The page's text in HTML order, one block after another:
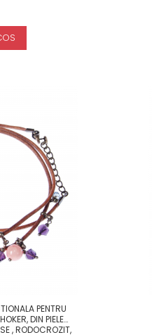
PENTRU
DIN PIELE
, RODOCROZIT,